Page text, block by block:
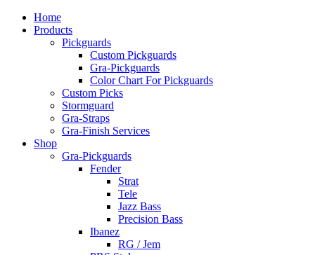
Home
Products
Pickguards
Custom Pickguards
Gra-Pickguards
Color Chart For Pickguards
Custom Picks
Stormguard
Gra-Straps
Gra-Finish Services
Shop
Gra-Pickguards
Fender
Strat
Tele
Jazz Bass
Precision Bass
Ibanez
RG / Jem